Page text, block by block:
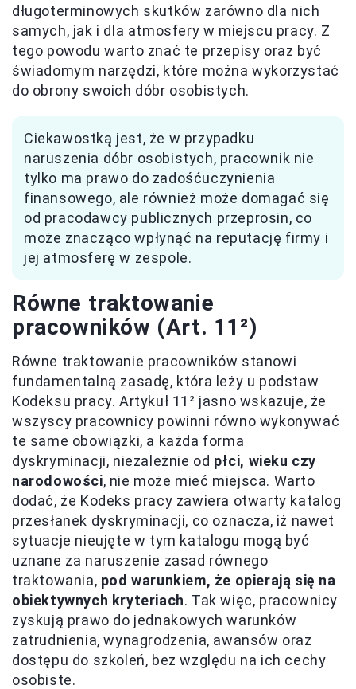
długoterminowych skutków zarówno dla nich
samych, jak i dla atmosfery w miejscu pracy. Z
tego powodu warto znać te przepisy oraz być
świadomym narzędzi, które można wykorzystać
do obrony swoich dóbr osobistych.
Ciekawostką jest, że w przypadku
naruszenia dóbr osobistych, pracownik nie
tylko ma prawo do zadośćuczynienia
finansowego, ale również może domagać się
od pracodawcy publicznych przeprosin, co
może znacząco wpłynąć na reputację firmy i
jej atmosferę w zespole.
Równe traktowanie
pracowników (Art. 11²)
Równe traktowanie pracowników stanowi
fundamentalną zasadę, która leży u podstaw
Kodeksu pracy. Artykuł 11² jasno wskazuje, że
wszyscy pracownicy powinni równo wykonywać
te same obowiązki, a każda forma
dyskryminacji, niezależnie od płci, wieku czy
narodowości, nie może mieć miejsca. Warto
dodać, że Kodeks pracy zawiera otwarty katalog
przesłanek dyskryminacji, co oznacza, iż nawet
sytuacje nieujęte w tym katalogu mogą być
uznane za naruszenie zasad równego
traktowania, pod warunkiem, że opierają się na
obiektywnych kryteriach. Tak więc, pracownicy
zyskują prawo do jednakowych warunków
zatrudnienia, wynagrodzenia, awansów oraz
dostępu do szkoleń, bez względu na ich cechy
osobiste.